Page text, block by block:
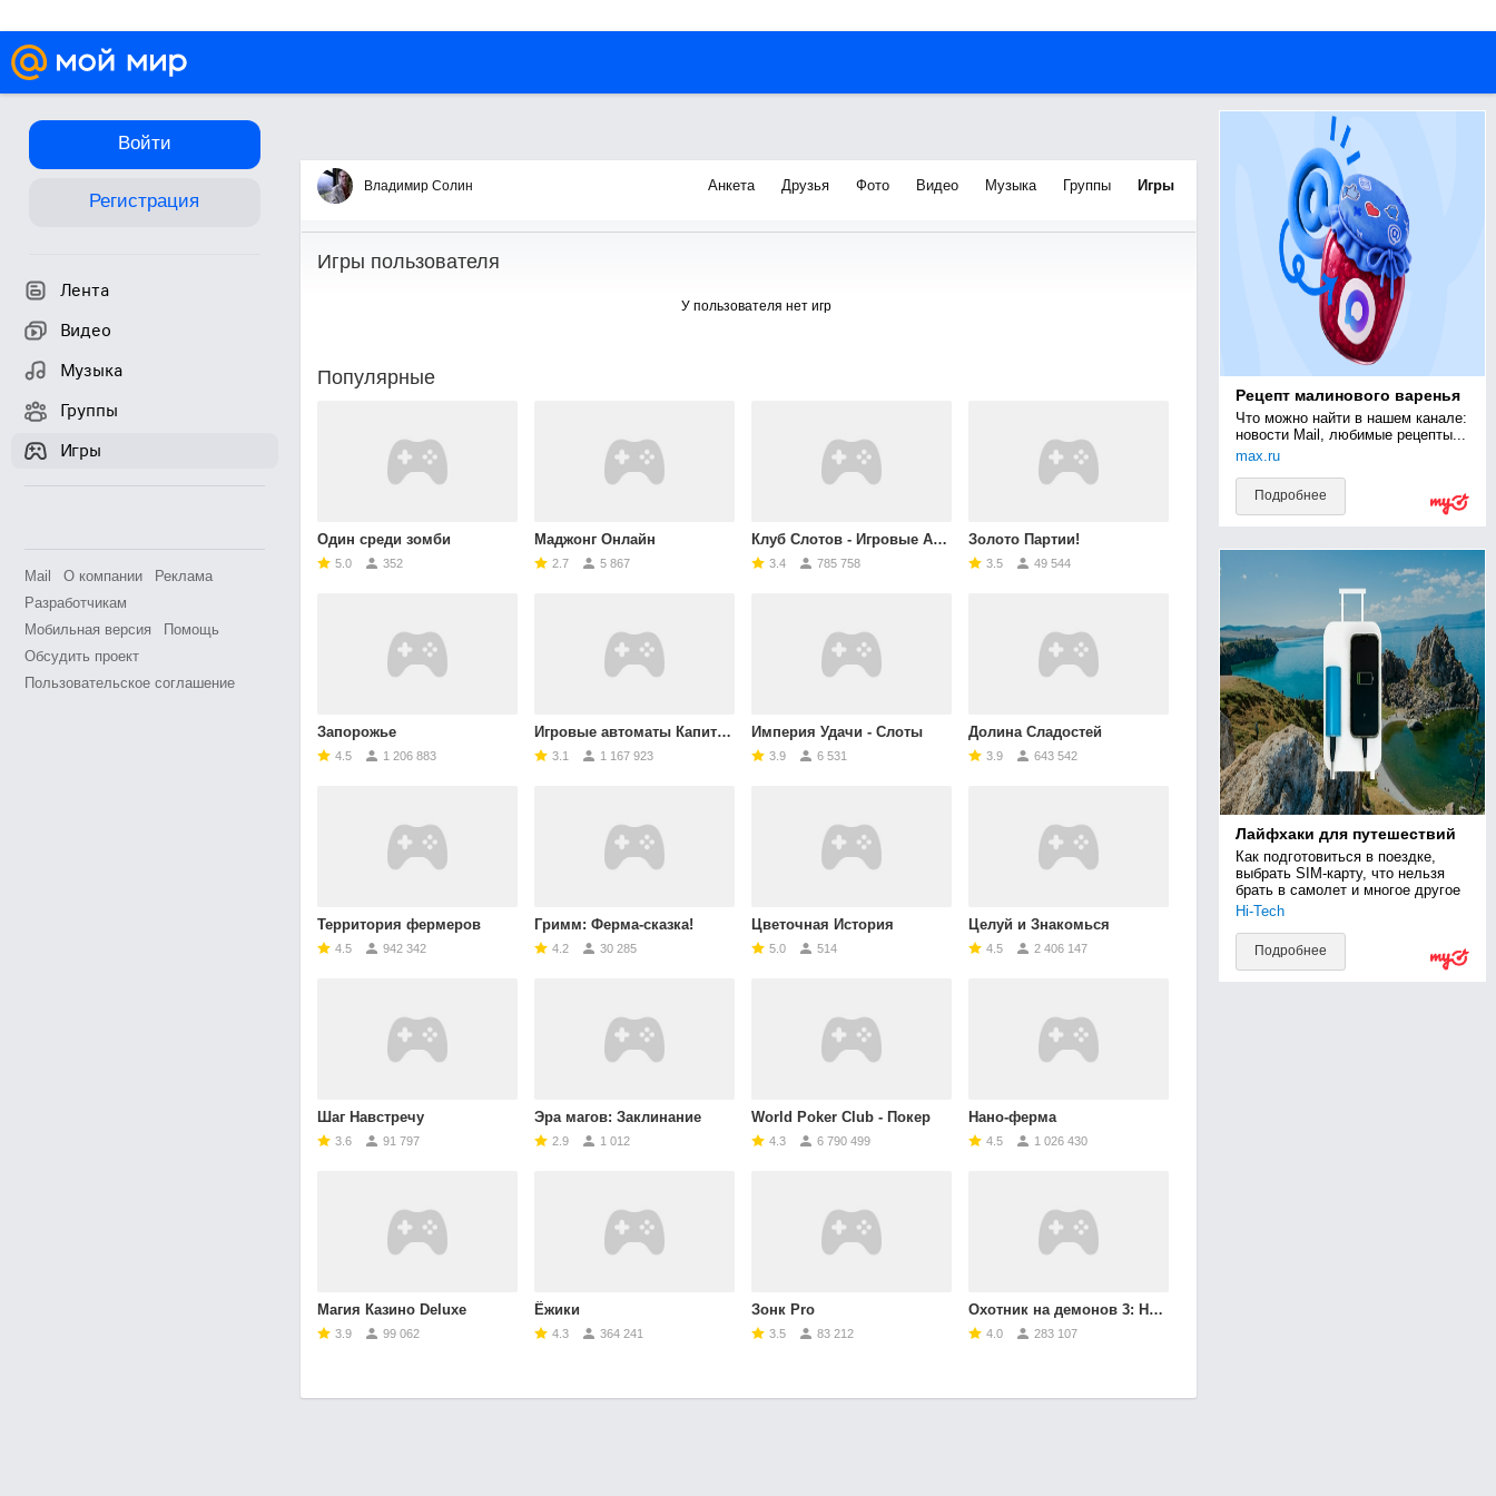
Войти
Регистрация
Лента
Видео
Музыка
Группы
Игры
Mail О компании
Реклама
Разработчикам
Мобильная версия
Помощь
Обсудить проект
Пользовательское соглашение
Владимир Солин Анкета Друзья Фото Видео Музыка Группы Игры
Игры
Игры пользователя
У пользователя нет игр
Популярные
Один среди зомби
5.0 352
Маджонг Онлайн
2.7 5 867
Клуб Слотов - Игровые Автоматы
3.4 785 758
Золото Партии!
3.5 49 544
Запорожье
4.5 1 206 883
Игровые автоматы Капитан Джек
3.1 1 167 923
Империя Удачи - Слоты
3.9 6 531
Долина Сладостей
3.9 643 542
Территория фермеров
4.5 942 342
Гримм: Ферма-сказка!
4.2 30 285
Цветочная История
5.0 514
Целуй и Знакомься
4.5 2 406 147
Шаг Навстречу
3.6 91 797
Эра магов: Заклинание
2.9 1 012
World Poker Club - Покер
4.3 6 790 499
Нано-ферма
4.5 1 026 430
Магия Казино Deluxe
3.9 99 062
Ёжики
4.3 364 241
Зонк Pro
3.5 83 212
Охотник на демонов 3: Новая эра
4.0 283 107
Рецепт малинового варенья
Что можно найти в нашем канале:
новости Mail, любимые рецепты...
max.ru
Подробнее
Лайфхаки для путешествий
Как подготовиться в поездке,
выбрать SIM-карту, что нельзя
брать в самолет и многое другое
Hi-Tech
Подробнее